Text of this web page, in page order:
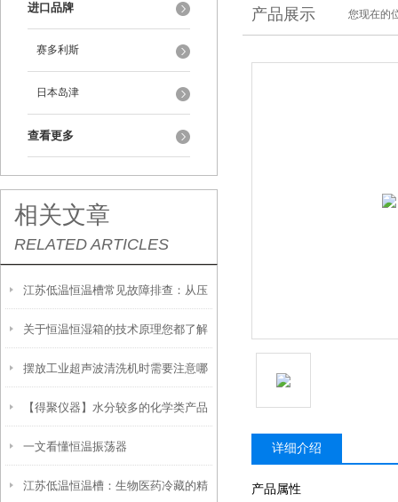
进口品牌
赛多利斯
日本岛津
查看更多
相关文章
RELATED ARTICLES
江苏低温恒温槽常见故障排查：从压
缩机不启动到温度漂移
关于恒温恒湿箱的技术原理您都了解
吗？
摆放工业超声波清洗机时需要注意哪
些要点？
【得聚仪器】水分较多的化学类产品
在干燥箱内测定
一文看懂恒温振荡器
江苏低温恒温槽：生物医药冷藏的精
产品展示 您现在的
详细介绍
产品属性